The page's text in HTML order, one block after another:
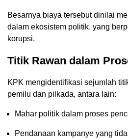
Besarnya biaya tersebut dinilai
dalam ekosistem politik, yang
korupsi.
Titik Rawan dalam
KPK mengidentifikasi sejumlah
pemilu dan pilkada, antara lain:
Mahar politik dalam proses
Pendanaan kampanye yang